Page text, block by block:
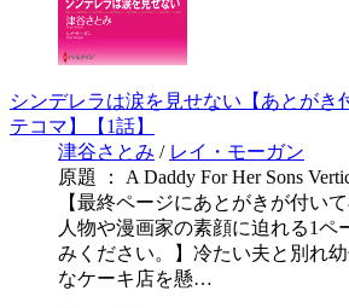
シンデレラは涙を見せない【あとがき
テコマ】【1話】
津谷さとみ / レイ・モーガン
原題 ： A Daddy For Her Sons
【最終ページにあとがきが付い
人物や漫画家の素顔に迫れる1ペ
みください。】冷たい夫と別れ
なケーキ店を懸…